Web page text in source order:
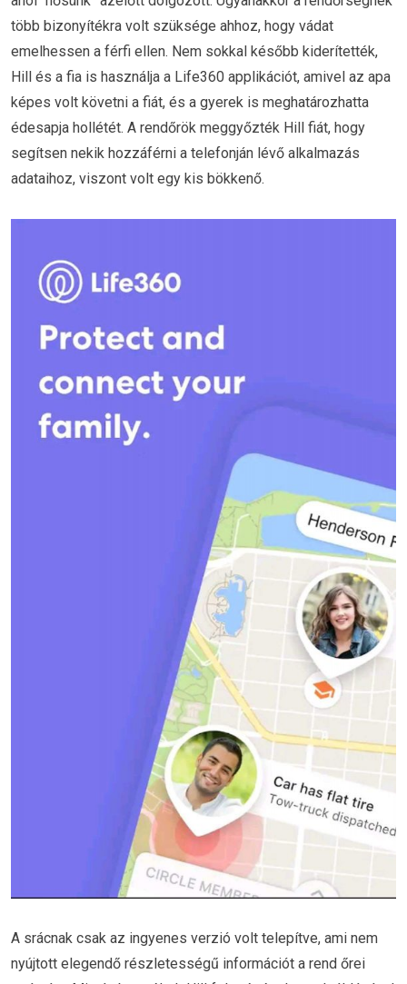
több bizonyítékra volt szüksége ahhoz, hogy vádat
emelhessen a férfi ellen. Nem sokkal később kiderítették,
Hill és a fia is használja a Life360 applikációt, amivel az apa
képes volt követni a fiát, és a gyerek is meghatározhatta
édesapja hollétét. A rendőrök meggyőzték Hill fiát, hogy
segítsen nekik hozzáférni a telefonján lévő alkalmazás
adataihoz, viszont volt egy kis bökkenő.
A srácnak csak az ingyenes verzió volt telepítve, ami nem
nyújtott elegendő részletességű információt a rend őrei